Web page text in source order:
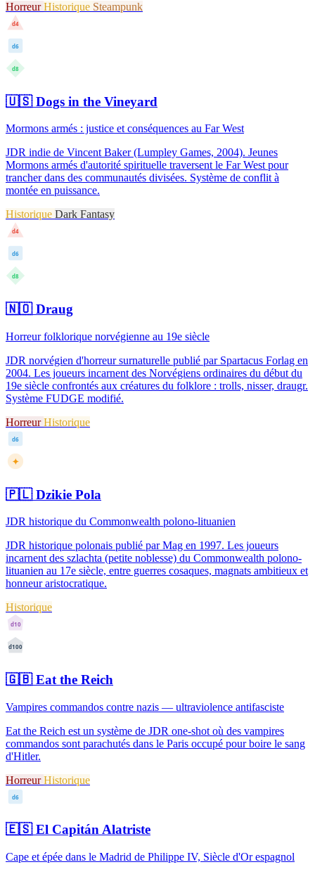
HorreurHistorique Steampunk
d4
d6
d8
🇺🇸Dogs in the Vineyard
Mormons armés : justice et conséquences au Far West
JDR indie de Vincent Baker (Lumpley Games, 2004). Jeunes
Mormons armés d'autorité spirituelle traversent le Far West pour
trancher dans des communautés divisées. Système de conflit à
montée en puissance.
Historique Dark Fantasy
d4
d6
d8
🇳🇴Draug
Horreur folklorique norvégienne au 19e siècle
JDR norvégien d'horreur surnaturelle publié par Spartacus Forlag en
2004. Les joueurs incarnent des Norvégiens ordinaires du début du
19e siècle confrontés aux créatures du folklore : trolls, nisser, draugr.
Système FUDGE modifié.
HorreurHistorique
d6
✦
🇵🇱Dzikie Pola
JDR historique du Commonwealth polono-lituanien
JDR historique polonais publié par Mag en 1997. Les joueurs
incarnent des szlachta (petite noblesse) du Commonwealth polono-
lituanien au 17e siècle, entre guerres cosaques, magnats ambitieux et
honneur aristocratique.
Historique
d10
d100
🇬🇧Eat the Reich
Vampires commandos contre nazis — ultraviolence antifasciste
Eat the Reich est un système de JDR one-shot où des vampires
commandos sont parachutés dans le Paris occupé pour boire le sang
d'Hitler.
HorreurHistorique
d6
🇪🇸El Capitán Alatriste
Cape et épée dans le Madrid de Philippe IV, Siècle d'Or espagnol